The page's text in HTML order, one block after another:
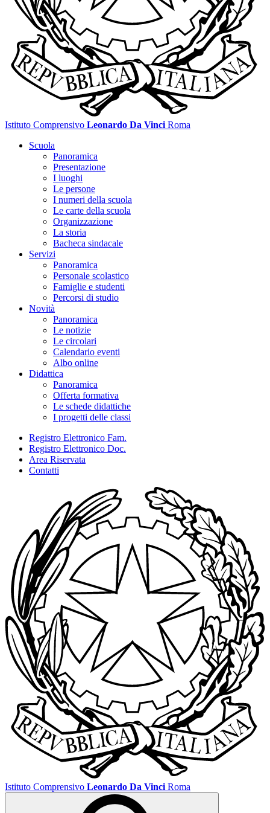
Istituto Comprensivo Leonardo Da Vinci Roma
Scuola
Panoramica
Presentazione
I luoghi
Le persone
I numeri della scuola
Le carte della scuola
Organizzazione
La storia
Bacheca sindacale
Servizi
Panoramica
Personale scolastico
Famiglie e studenti
Percorsi di studio
Novità
Panoramica
Le notizie
Le circolari
Calendario eventi
Albo online
Didattica
Panoramica
Offerta formativa
Le schede didattiche
I progetti delle classi
Registro Elettronico Fam.
Registro Elettronico Doc.
Area Riservata
Contatti
Istituto Comprensivo Leonardo Da Vinci Roma